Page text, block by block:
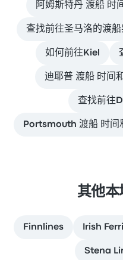
阿姆斯特丹 渡船 时
查找前往圣马洛的渡船
如何前往Kiel
迪耶普 渡船 时间
查找前往
Portsmouth 渡船 时间
其他本
Finnlines Irish
Stena